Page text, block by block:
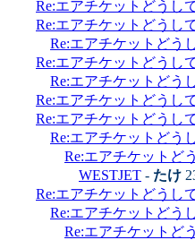
Re:エアチケットどうし
Re:エアチケットどうし
Re:エアチケットどう
Re:エアチケットどうし
Re:エアチケットどう
Re:エアチケットどうし
Re:エアチケットどうし
Re:エアチケットどう
Re:エアチケットど
WESTJET - たけ
Re:エアチケットどうし
Re:エアチケットどう
Re:エアチケットど